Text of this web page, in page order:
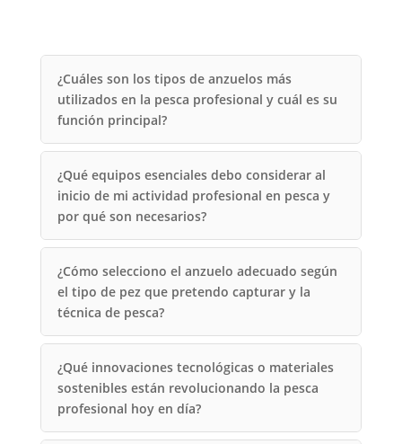
¿Cuáles son los tipos de anzuelos más
utilizados en la pesca profesional y cuál es su
función principal?
¿Qué equipos esenciales debo considerar al
inicio de mi actividad profesional en pesca y
por qué son necesarios?
¿Cómo selecciono el anzuelo adecuado según
el tipo de pez que pretendo capturar y la
técnica de pesca?
¿Qué innovaciones tecnológicas o materiales
sostenibles están revolucionando la pesca
profesional hoy en día?